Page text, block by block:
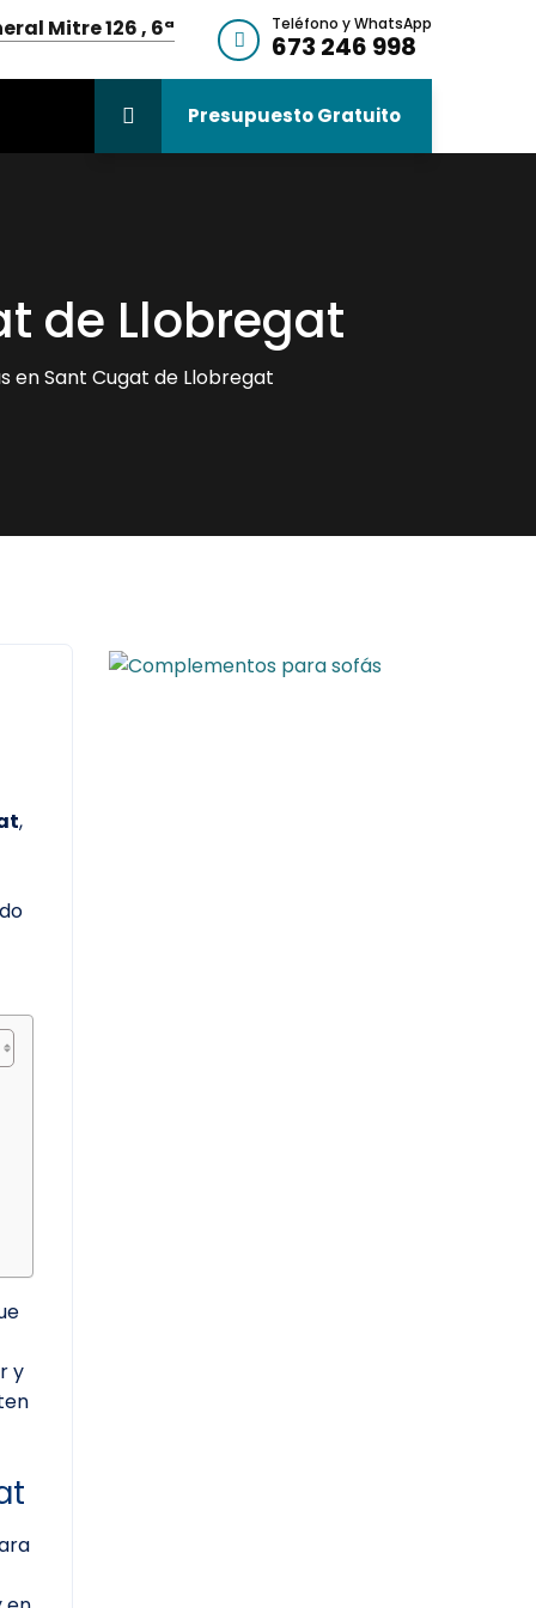
Mitre 126 , 6ª Teléfono y WhatsApp
673 246 998
Presupuesto Gratuito
de Llobregat
en Sant Cugat de Llobregat
,
y